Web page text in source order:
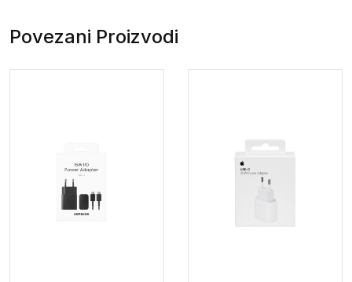
Multiport
Povezani Proizvodi